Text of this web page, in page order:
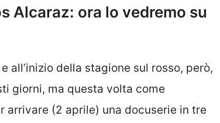
Alcaraz: ora lo vedremo su
all’inizio della stagione sul rosso, però,
giorni, ma questa volta come
arrivare (2 aprile) una docuserie in tre